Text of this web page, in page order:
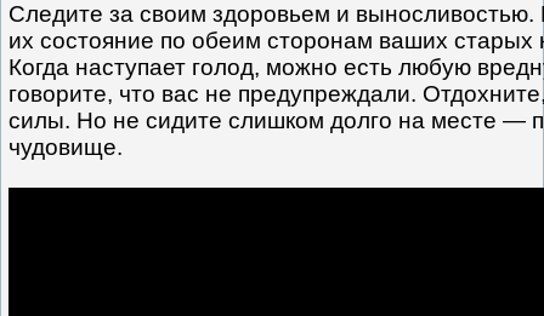
Следите за своим здоровьем и
их состояние по обеим сторонам ваших старых
Когда наступает голод, можно есть любую
говорите, что вас не предупреждали.
силы. Но не сидите слишком долго на месте —
чудовище.